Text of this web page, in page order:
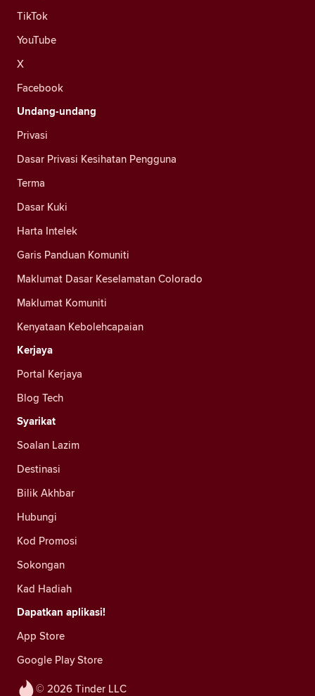
© 2026 Tinder LLC
TikTok
YouTube
X
Facebook
Undang-undang
Privasi
Dasar Privasi Kesihatan Pengguna
Terma
Dasar Kuki
Harta Intelek
Garis Panduan Komuniti
Maklumat Dasar Keselamatan Colorado
Maklumat Komuniti
Kenyataan Kebolehcapaian
Kerjaya
Portal Kerjaya
Blog Tech
Syarikat
Soalan Lazim
Destinasi
Bilik Akhbar
Hubungi
Kod Promosi
Sokongan
Kad Hadiah
Dapatkan aplikasi!
App Store
Google Play Store